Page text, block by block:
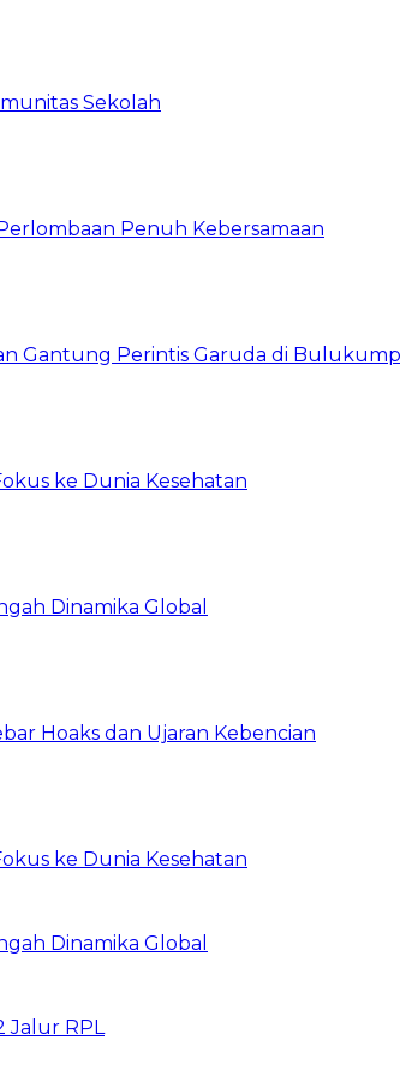
Sekolah
Penuh Kebersamaan
Gantung Perintis Garuda di
ke Dunia Kesehatan
Dinamika Global
Hoaks dan Ujaran Kebencian
ke Dunia Kesehatan
Dinamika Global
Jalur RPL